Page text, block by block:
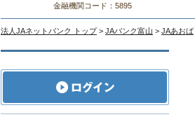
金融機関コード：5895
法人JAネットバンク トップ > JAバンク富山 > JAあおば